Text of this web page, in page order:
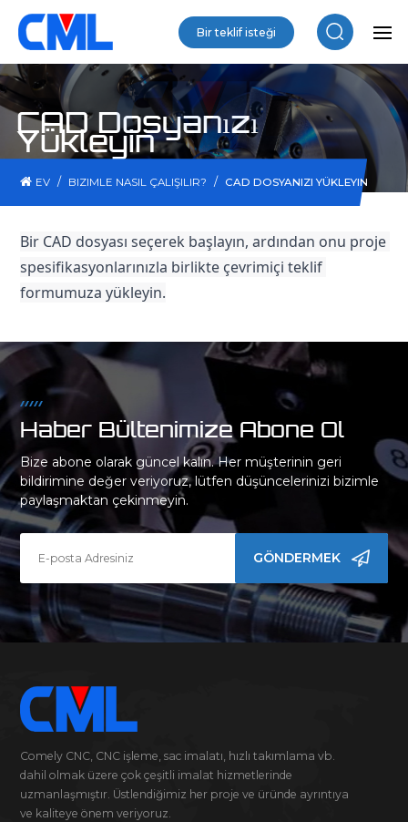
Bir teklif isteği
CAD Dosyanızı
Yükleyin
EV / BIZIMLE NASIL ÇALIŞILIR? / CAD DOSYANIZI YÜKLEYIN
Bir CAD dosyası seçerek başlayın, ardından onu proje
spesifikasyonlarınızla birlikte çevrimiçi teklif
formumuza yükleyin.
Haber Bültenimize Abone Ol
Bize abone olarak güncel kalın. Her müşterinin geri
bildirimine değer veriyoruz, lütfen düşüncelerinizi bizimle
paylaşmaktan çekinmeyin.
GÖNDERMEK
Comely CNC, CNC işleme, sac imalatı, hızlı takımlama vb.
dahil olmak üzere çok çeşitli imalat hizmetlerinde
uzmanlaşmıştır. Üstlendiğimiz her proje ve üründe ayrıntıya
ve kaliteye önem veriyoruz.